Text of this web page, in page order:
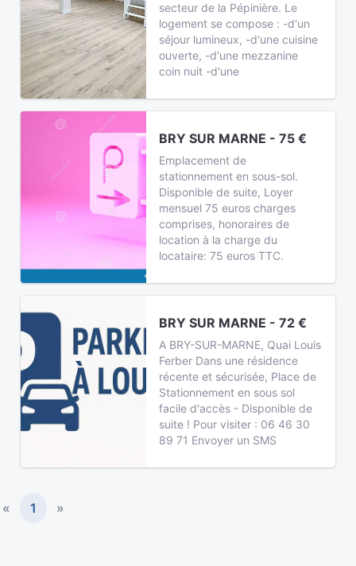
secteur de la Pépinière. Le
logement se compose : -d'un
séjour lumineux, -d'une cuisine
ouverte, -d'une mezzanine
coin nuit -d'une
BRY SUR MARNE - 75 €
Emplacement de
stationnement en sous-sol.
Disponible de suite, Loyer
mensuel 75 euros charges
comprises, honoraires de
location à la charge du
locataire: 75 euros TTC.
BRY SUR MARNE - 72 €
A BRY-SUR-MARNE, Quai Louis
Ferber Dans une résidence
récente et sécurisée, Place de
Stationnement en sous sol
facile d'accès - Disponible de
suite ! Pour visiter : 06 46 30
89 71 Envoyer un SMS
« 1 »